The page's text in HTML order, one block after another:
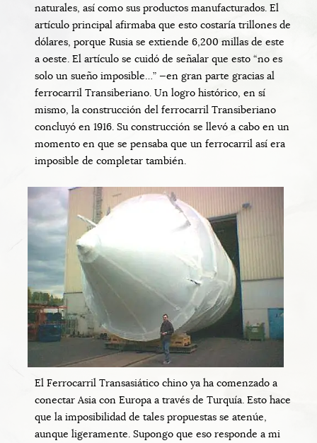
naturales, así como sus productos manufacturados. El
artículo principal afirmaba que esto costaría trillones de
dólares, porque Rusia se extiende 6,200 millas de este
a oeste. El artículo se cuidó de señalar que esto “no es
solo un sueño imposible…” —en gran parte gracias al
ferrocarril Transiberiano. Un logro histórico, en sí
mismo, la construcción del ferrocarril Transiberiano
concluyó en 1916. Su construcción se llevó a cabo en un
momento en que se pensaba que un ferrocarril así era
imposible de completar también.
El Ferrocarril Transasiático chino ya ha comenzado a
conectar Asia con Europa a través de Turquía. Esto hace
que la imposibilidad de tales propuestas se atenúe,
aunque ligeramente. Supongo que eso responde a mi